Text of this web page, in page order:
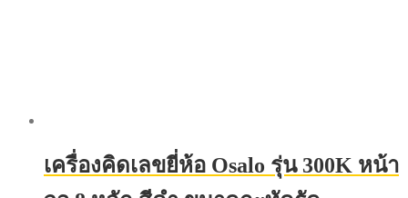
เครื่องคิดเลขยี่ห้อ Osalo รุ่น 300K หน้า